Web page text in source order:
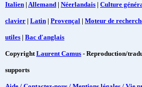
Italien | Allemand | Néerlandais | Culture
clavier | Latin | Provençal | Moteur de
utiles | Bac d'anglais
CopyrightLaurent Camus - Reproduction/
supports